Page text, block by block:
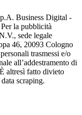
Business Digital -
la pubblicità
sede legale
46, 20093 Cologno
trasmessi e/o
all’addestramento di
altresì fatto divieto
scraping.